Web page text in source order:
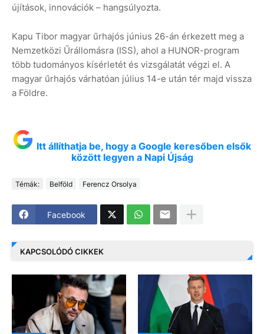
újítások, innovációk – hangsúlyozta.
Kapu Tibor magyar űrhajós június 26-án érkezett meg a
Nemzetközi Űrállomásra (ISS), ahol a HUNOR-program
több tudományos kísérletét és vizsgálatát végzi el. A
magyar űrhajós várhatóan július 14-e után tér majd vissza
a Földre.
Itt állíthatja be, hogy a Google keresőben elsők
között legyen a Napi Újság
Témák: Belföld Ferencz Orsolya
Facebook
KAPCSOLÓDÓ CIKKEK